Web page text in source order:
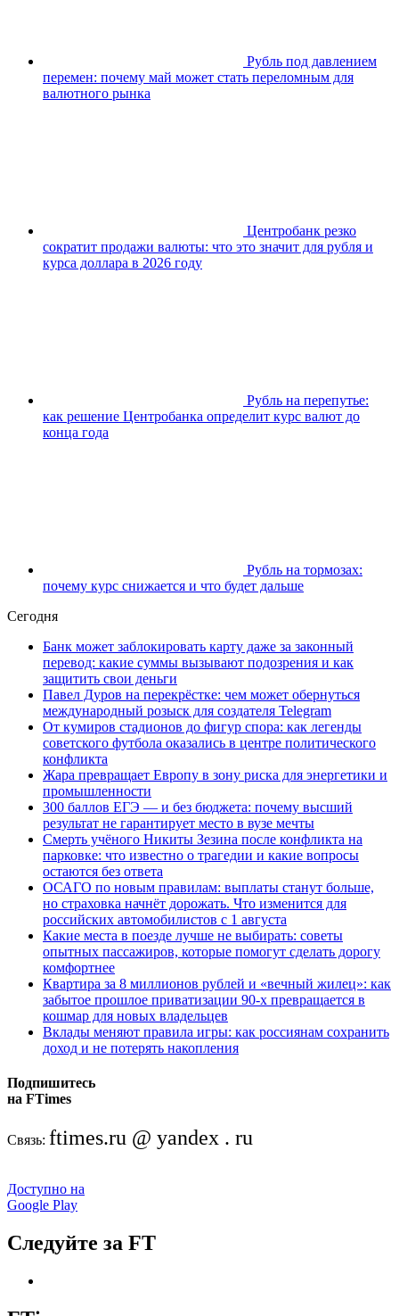
Рубль под давлением
перемен: почему май может стать переломным для
валютного рынка
Центробанк резко
сократит продажи валюты: что это значит для рубля и
курса доллара в 2026 году
Рубль на перепутье:
как решение Центробанка определит курс валют до
конца года
Рубль на тормозах:
почему курс снижается и что будет дальше
Сегодня
Банк может заблокировать карту даже за законный
перевод: какие суммы вызывают подозрения и как
защитить свои деньги
Павел Дуров на перекрёстке: чем может обернуться
международный розыск для создателя Telegram
От кумиров стадионов до фигур спора: как легенды
советского футбола оказались в центре политического
конфликта
Жара превращает Европу в зону риска для энергетики и
промышленности
300 баллов ЕГЭ — и без бюджета: почему высший
результат не гарантирует место в вузе мечты
Смерть учёного Никиты Зезина после конфликта на
парковке: что известно о трагедии и какие вопросы
остаются без ответа
ОСАГО по новым правилам: выплаты станут больше,
но страховка начнёт дорожать. Что изменится для
российских автомобилистов с 1 августа
Какие места в поезде лучше не выбирать: советы
опытных пассажиров, которые помогут сделать дорогу
комфортнее
Квартира за 8 миллионов рублей и «вечный жилец»: как
забытое прошлое приватизации 90-х превращается в
кошмар для новых владельцев
Вклады меняют правила игры: как россиянам сохранить
доход и не потерять накопления
Подпишитесь
на FTimes
Связь: ftimes.ru @ yandex . ru
Доступно на
Google Play
Следуйте за FT